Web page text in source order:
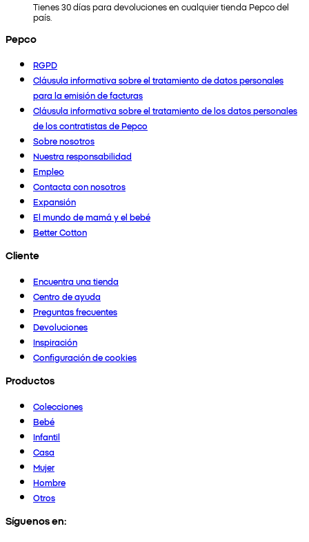
Tienes 30 días para devoluciones en cualquier tienda Pepco del
país.
Pepco
RGPD
Cláusula informativa sobre el tratamiento de datos personales
para la emisión de facturas
Cláusula informativa sobre el tratamiento de los datos personales
de los contratistas de Pepco
Sobre nosotros
Nuestra responsabilidad
Empleo
Contacta con nosotros
Expansión
El mundo de mamá y el bebé
Better Cotton
Cliente
Encuentra una tienda
Centro de ayuda
Preguntas frecuentes
Devoluciones
Inspiración
Configuración de cookies
Productos
Colecciones
Bebé
Infantil
Casa
Mujer
Hombre
Otros
Síguenos en: